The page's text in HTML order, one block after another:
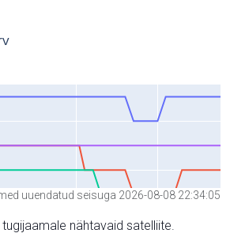
uuendatud seisuga 2026-08-08 22:34:05
nähtavaid satelliite.